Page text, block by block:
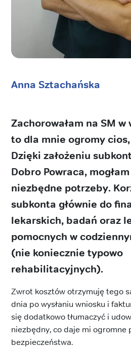
Anna Sztachańska
Zachorowałam na SM w
to dla mnie ogromy
Dzięki założeniu
Dobro Powraca,
niezbędne potrzeby.
subkonta głównie do
lekarskich, badań oraz
pomocnych w
(nie koniecznie typowo
rehabilitacyjnych).
Zwrot kosztów otrzymuję tego
dnia po wysłaniu wniosku i
się dodatkowo tłumaczyć i
niezbędny, co daje mi ogromne
bezpieczeństwa.